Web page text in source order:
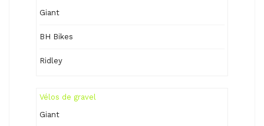
Giant
BH Bikes
Ridley
Vélos de gravel
Giant